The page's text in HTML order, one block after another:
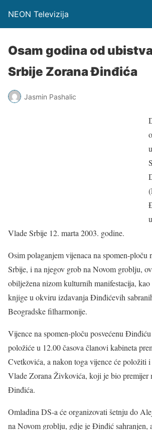
NEON Televizija
Osam godina od
Srbije Zorana Đinđića
Jasmin Pashalic
Vlade Srbije 12. marta 2003. godine.
Osim polaganjem vijenaca na spomen-ploču
Srbije, i na njegov grob na Novom groblju,
obilježena nizom kulturnih manifestacija, kao
knjige u okviru izdavanja Đinđićevih
Beogradske filharmonije.
Vijence na spomen-ploču posvećenu
položiće u 12.00 časova članovi kabineta
Cvetkovića, a nakon toga vijence će položiti
Vlade Zorana Živkovića, koji je bio premijer
Đinđića.
Omladina DS-a će organizovati šetnju do
na Novom groblju, gdje je Đinđić sahranjen,